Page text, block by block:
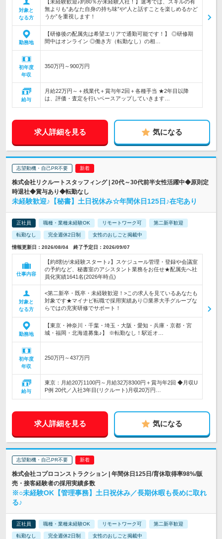
対象と
なる方
【未経験歓迎♪約80％が未経験入社！】選考では、スキルの有
無よりも“あなた自身の持ち味”や“人と話すことを楽しめるかど
うか”を重視します！
勤務地
【研修後の配属先は希望エリアで通勤可能です！】 ◎研修期
間中はオンライン ◎働き方（転勤なし）の相…
初年度
年収
350万円～900万円
給与
月給22万円～＋残業代＋賞与年2回＋各種手当 ★2年目以降
は、評価・査定を行いベースアップしていきます…
求人詳細を見る 気になる
志望動機・自己PR不要
株式会社リクルートスタッフィング | 20代～30代前半女性活躍中◆原則定
時退社◆賞与あり◆転勤なし
未経験歓迎♪【秘書】土日祝休み☆年間休日125日♪在宅あり
正社員 職種・業種未経験OK リモートワーク可 第二新卒歓迎
転勤なし 完全週休2日制 女性のおしごと掲載中
情報更新日：2026/08/04 終了予定日：2026/09/07
仕事内容
【約8割が未経験スタート♪】スケジュール管理・登録や会議室
の予約など、秘書室のアシスタント業務をお任せ★配属先へ社
員化実績1641名(2026年時点)
対象と
なる方
<第二新卒・既卒・未経験歓迎！>この求人を見ているあなたも
対象です★マイナビ転職で採用実績あり◎業界大手グループな
らではの充実研修でサポート！
勤務地
【東京・神奈川・千葉・埼玉・大阪・愛知・兵庫・京都・宮
城・福岡・北海道募集♪】 ※転勤なし！駅近オ…
初年度
年収
250万円～437万円
給与
東京：月給20万1100円～月給32万8300円＋賞与年2回 ◆月収U
P例 20代／入社3年目(リクルート)月収20万円…
求人詳細を見る 気になる
志望動機・自己PR不要
株式会社コプロコンストラクション | 年間休日125日/育休取得率98%/販
売・接客経験者の採用実績多数
※○未経験OK【管理事務】土日祝休み／長期休暇も長めに取れ
る♪
正社員 職種・業種未経験OK リモートワーク可 第二新卒歓迎
転勤なし 完全週休2日制 女性のおしごと掲載中